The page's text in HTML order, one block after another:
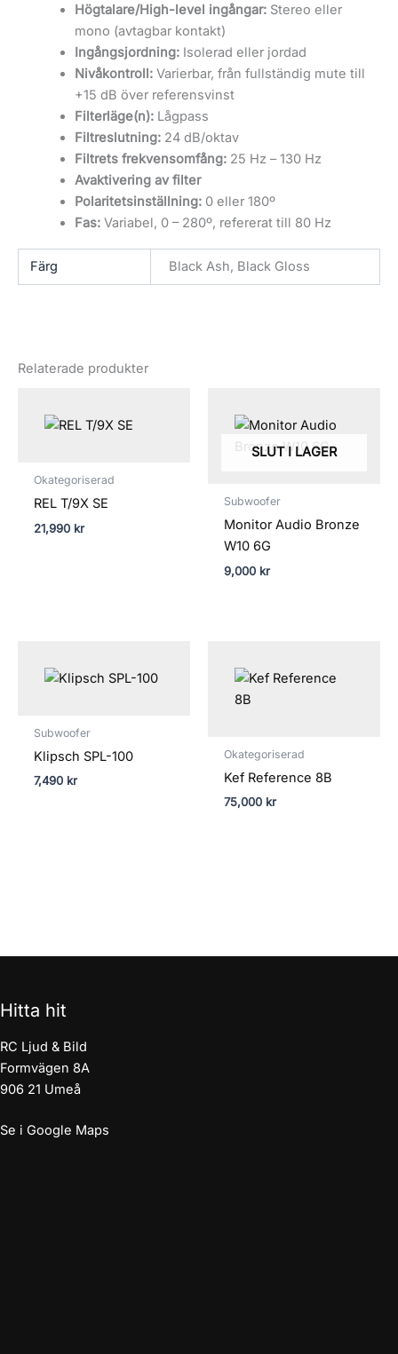
Högtalare/High-level ingångar:Stereo eller
mono (avtagbar kontakt)
Ingångsjordning:Isolerad eller jordad
Nivåkontroll:Varierbar, från fullständig mute till
+15 dB över referensvinst
Filterläge(n):Lågpass
Filtreslutning:24 dB/oktav
Filtrets frekvensomfång:25 Hz – 130 Hz
Avaktivering av filter
Polaritetsinställning:0 eller 180º
Fas:Variabel, 0 – 280º, refererat till 80 Hz
Färg Black Ash, Black Gloss
Relaterade produkter
Okategoriserad
REL T/9X SE
21,990 kr
SLUT I LAGER
Subwoofer
Monitor Audio Bronze
W10 6G
9,000 kr
Subwoofer
Klipsch SPL-100
7,490 kr
Okategoriserad
Kef Reference 8B
75,000 kr
Hitta hit
RC Ljud & Bild
Formvägen 8A
906 21 Umeå
Se i Google Maps